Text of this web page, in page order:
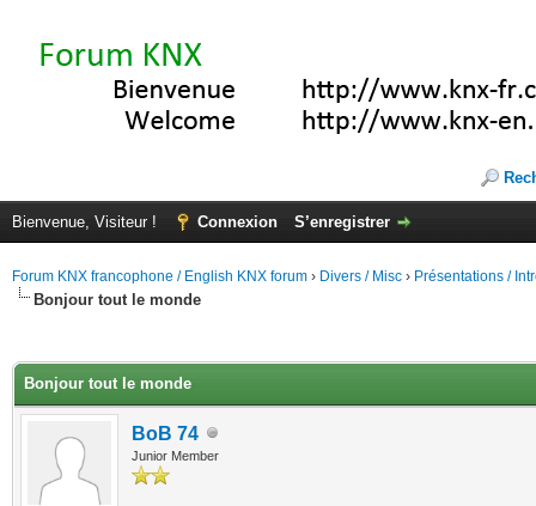
Bienvenue, Visiteur ! Connexion S’enregistrer
Forum KNX francophone / English KNX forum › Divers / Misc › Présentations /
Bonjour tout le monde
Bonjour tout le monde
BoB 74
Junior Member